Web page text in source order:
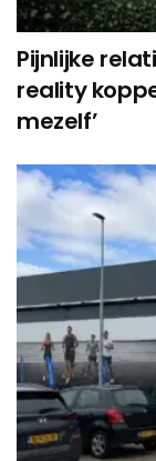
Pijnlijke
reality
mezelf’